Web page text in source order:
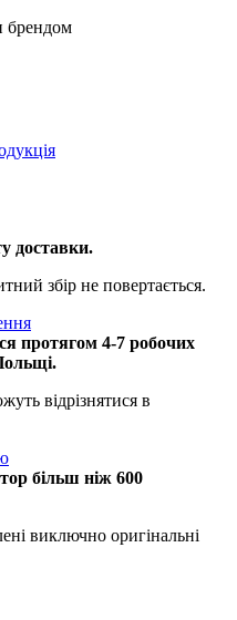
брендом
доставки.
збір не повертається.
протягом 4-7 робочих
відрізнятися в
більш ніж 600
виключно оригінальні